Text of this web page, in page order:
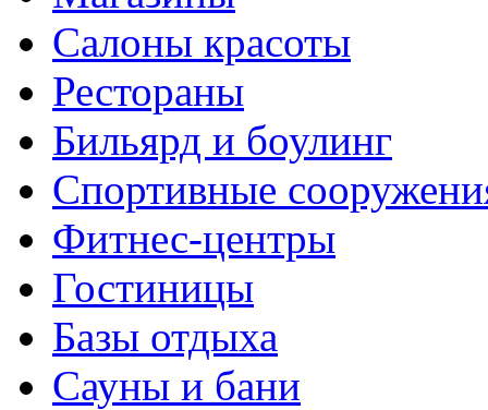
Салоны красоты
Рестораны
Бильярд и боулинг
Спортивные
Фитнес-центры
Гостиницы
Базы отдыха
Сауны и бани